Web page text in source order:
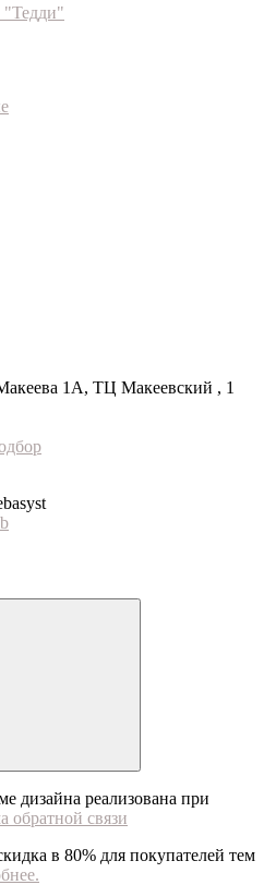
"Тедди"
1А, ТЦ Макеевский , 1
дизайна реализована при
обратной связи
в 80% для покупателей тем